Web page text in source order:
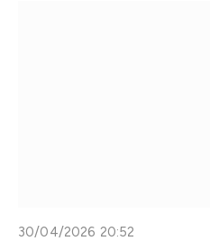
30/04/2026 20:52